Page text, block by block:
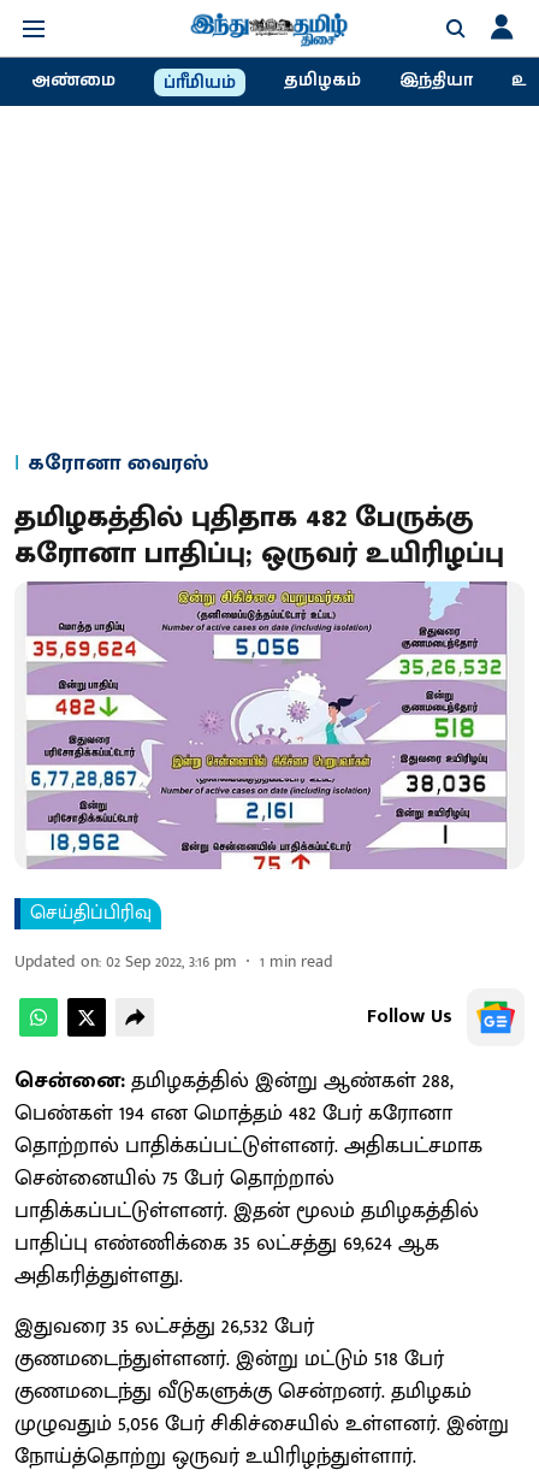
அண்மை ப்ரீமியம் தமிழகம் இந்தியா
கரோனா வைரஸ்
தமிழகத்தில் புதிதாக 482 பேருக்கு
கரோனா பாதிப்பு; ஒருவர் உயிரிழப்பு
செய்திப்பிரிவு
Updated on:02 Sep 2022, 3:16 pm 1 min read
Follow Us
சென்னை:தமிழகத்தில் இன்று ஆண்கள் 288,
பெண்கள் 194 என மொத்தம் 482 பேர் கரோனா
தொற்றால் பாதிக்கப்பட்டுள்ளனர். அதிகபட்சமாக
சென்னையில் 75 பேர் தொற்றால்
பாதிக்கப்பட்டுள்ளனர். இதன் மூலம் தமிழகத்தில்
பாதிப்பு எண்ணிக்கை 35 லட்சத்து 69,624 ஆக
அதிகரித்துள்ளது.
இதுவரை 35 லட்சத்து 26,532 பேர்
குணமடைந்துள்ளனர். இன்று மட்டும் 518 பேர்
குணமடைந்து வீடுகளுக்கு சென்றனர். தமிழகம்
முழுவதும் 5,056 பேர் சிகிச்சையில் உள்ளனர். இன்று
நோய்த்தொற்று ஒருவர் உயிரிழந்துள்ளார்.